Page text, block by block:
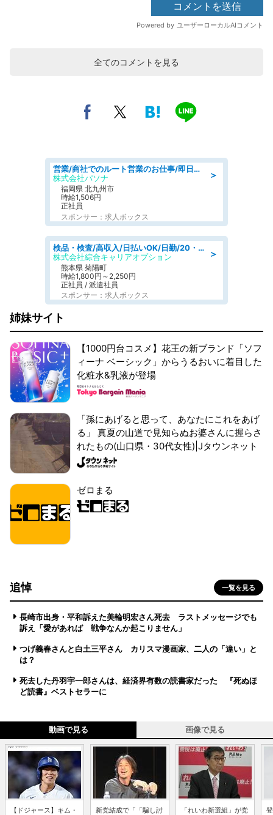
全てのコメントを見る
＞
営業/商社でのルート営業のお仕事/即日勤務可/車通勤可/営業
株式会社パソナ
福岡県 北九州市
時給1,506円
正社員
スポンサー：求人ボックス
＞
検品・検査/高収入/日払いOK/日勤/20・30・40代活躍中/製造 工場
株式会社綜合キャリアオプション
熊本県 菊陽町
時給1,800円～2,250円
正社員 / 派遣社員
スポンサー：求人ボックス
姉妹サイト
【1000円台コスメ】花王の新ブランド「ソフ
ィーナ ベーシック」からうるおいに着目した
化粧水&乳液が登場
「孫にあげると思って、あなたにこれをあげ
る」 真夏の山道で見知らぬお婆さんに握らさ
れたもの(山口県・30代女性)|Jタウンネット
ゼロまる
追悼 一覧を見る
長崎市出身・平和訴えた美輪明宏さん死去 ラストメッセージでも
訴え「愛があれば 戦争なんか起こりません」
つげ義春さんと白土三平さん カリスマ漫画家、二人の「違い」と
は？
死去した丹羽宇一郎さんは、経済界有数の読書家だった 『死ぬほ
ど読書』ベストセラーに
動画で見る 画像で見る
【ドジャース】キム・
新党結成で「「騙し討
「れいわ新選組」が党